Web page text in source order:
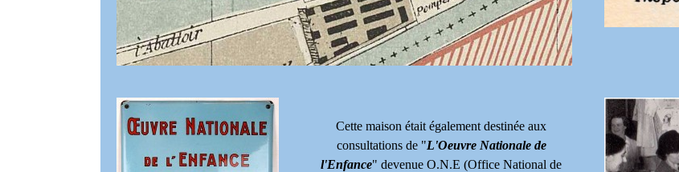
Cette maison était également destinée aux
consultations de "L'Oeuvre Nationale de
l'Enfance" devenue O.N.E (Office National de